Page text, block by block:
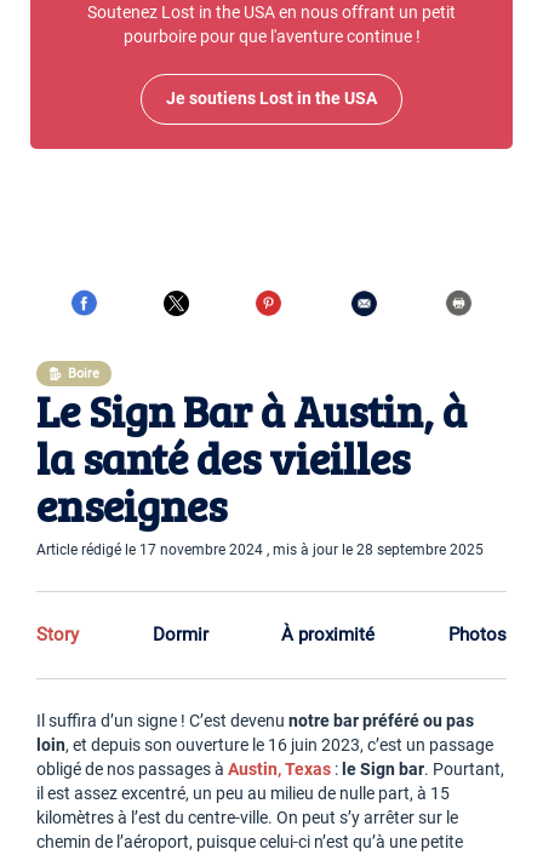
Boire
Le Sign Bar à Austin, à
la santé des vieilles
enseignes
Article rédigé le 17 novembre 2024 , mis à jour le 28 septembre 2025
Story Dormir À proximité Photos
Il suffira d’un signe ! C’est devenu notre bar préféré ou pas
loin, et depuis son ouverture le 16 juin 2023, c’est un passage
obligé de nos passages à Austin, Texas : le Sign bar. Pourtant,
il est assez excentré, un peu au milieu de nulle part, à 15
kilomètres à l’est du centre-ville. On peut s’y arrêter sur le
chemin de l’aéroport, puisque celui-ci n’est qu’à une petite
Soutenez Lost in the USA en nous offrant un petit
pourboire pour que l'aventure continue !
Je soutiens Lost in the USA